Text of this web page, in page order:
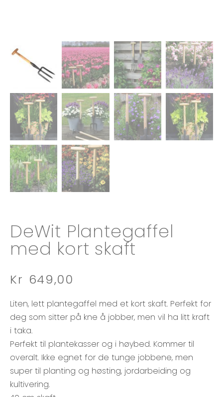
DeWit Plantegaffel
med kort skaft
Kr 649,00
Liten, lett plantegaffel med et kort skaft. Perfekt for
deg som sitter på kne å jobber, men vil ha litt kraft
i taka.
Perfekt til plantekasser og i høybed. Kommer til
overalt. Ikke egnet for de tunge jobbene, men
super til planting og høsting, jordarbeiding og
kultivering.